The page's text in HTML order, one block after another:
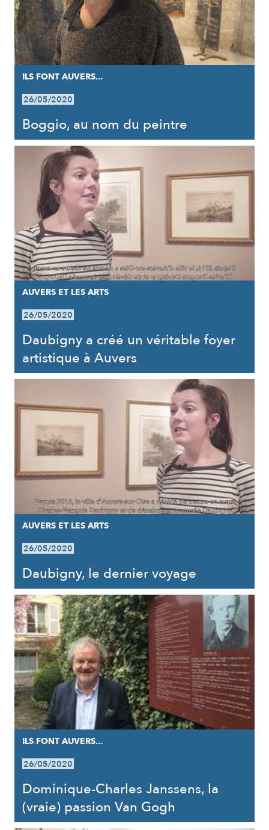
ILS FONT AUVERS...
26/05/2020
Boggio, au nom du peintre
AUVERS ET LES ARTS
26/05/2020
Daubigny a créé un véritable foyer
artistique à Auvers
AUVERS ET LES ARTS
26/05/2020
Daubigny, le dernier voyage
ILS FONT AUVERS...
26/05/2020
Dominique-Charles Janssens, la
(vraie) passion Van Gogh